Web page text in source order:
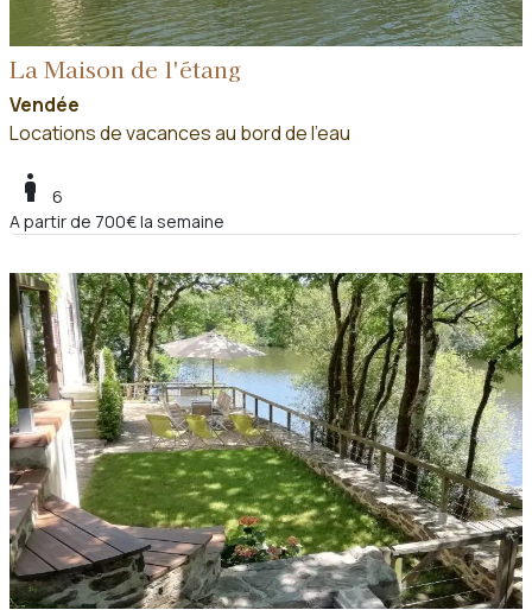
La Maison de l'étang
Vendée
Locations de vacances au bord de l'eau
boy
6
A partir de 700€ la semaine